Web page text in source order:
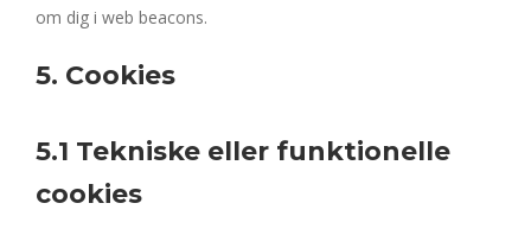
om dig i web beacons.
5. Cookies
5.1 Tekniske eller funktionelle
cookies